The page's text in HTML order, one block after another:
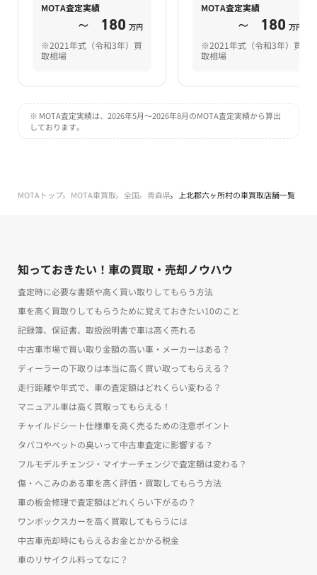
MOTA査定実績
～ 180 万円
※2021年式（令和3年）買
取相場
MOTA査定実績
～ 180 万円
※2021年式（令和3年）買
取相場
※ MOTA査定実績は、2026年5月～2026年8月のMOTA査定実績から算出
しております。
MOTAトップ MOTA車買取 全国 青森県 上北郡六ヶ所村の車買取店舗一覧
知っておきたい！車の買取・売却ノウハウ
査定時に必要な書類や高く買い取りしてもらう方法
車を高く買取りしてもらうために覚えておきたい10のこと
記録簿、保証書、取扱説明書で車は高く売れる
中古車市場で買い取り金額の高い車・メーカーはある？
ディーラーの下取りは本当に高く買い取ってもらえる？
走行距離や年式で、車の査定額はどれくらい変わる？
マニュアル車は高く買取ってもらえる！
チャイルドシート仕様車を高く売るための注意ポイント
タバコやペットの臭いって中古車査定に影響する？
フルモデルチェンジ・マイナーチェンジで査定額は変わる？
傷・へこみのある車を高く評価・買取してもらう方法
車の板金修理で査定額はどれくらい下がるの？
ワンボックスカーを高く買取してもらうには
中古車売却時にもらえるお金とかかる税金
車のリサイクル料ってなに？